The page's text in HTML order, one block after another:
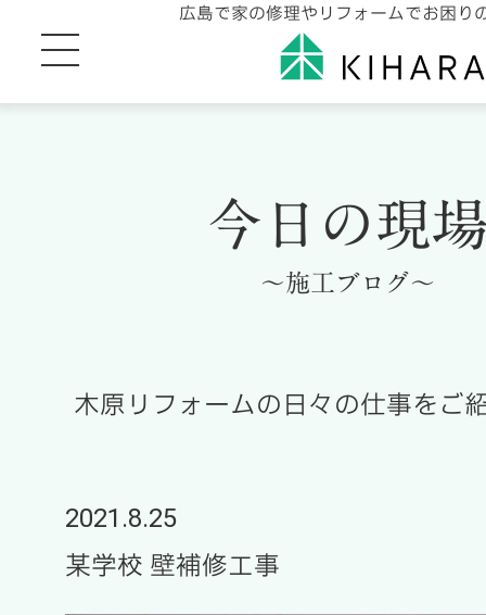
広島で家の修理やリフォームでお困り
今日の現
～施工ブログ～
木原リフォームの日々の仕事をご
2021.8.25
某学校 壁補修工事